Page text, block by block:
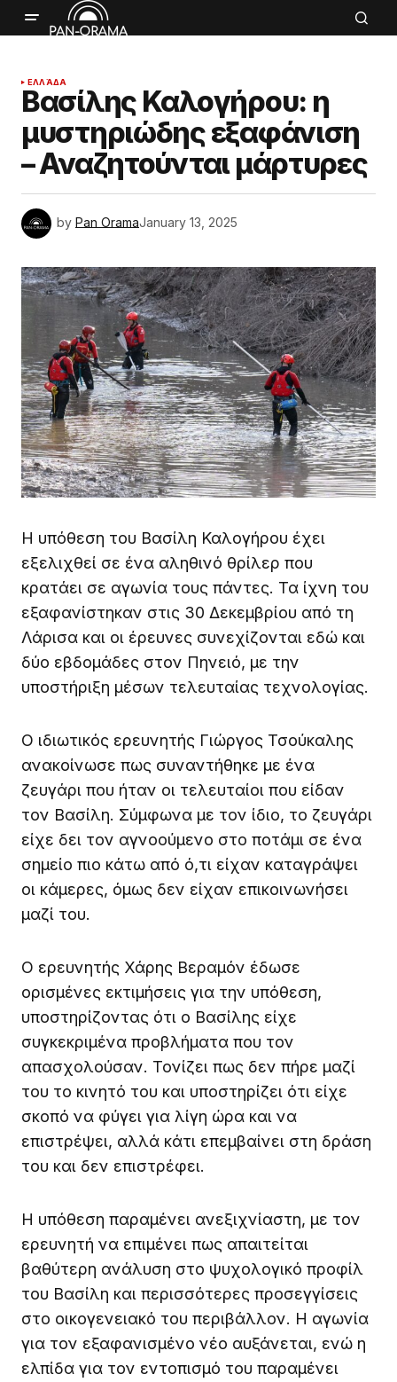
ΕΛΛΆΔΑ
Βασίλης Καλογήρου: η
μυστηριώδης εξαφάνιση
– Αναζητούνται μάρτυρες
by Pan OramaJanuary 13, 2025
Η υπόθεση του Βασίλη Καλογήρου έχει
εξελιχθεί σε ένα αληθινό θρίλερ που
κρατάει σε αγωνία τους πάντες. Τα ίχνη του
εξαφανίστηκαν στις 30 Δεκεμβρίου από τη
Λάρισα και οι έρευνες συνεχίζονται εδώ και
δύο εβδομάδες στον Πηνειό, με την
υποστήριξη μέσων τελευταίας τεχνολογίας.
Ο ιδιωτικός ερευνητής Γιώργος Τσούκαλης
ανακοίνωσε πως συναντήθηκε με ένα
ζευγάρι που ήταν οι τελευταίοι που είδαν
τον Βασίλη. Σύμφωνα με τον ίδιο, το ζευγάρι
είχε δει τον αγνοούμενο στο ποτάμι σε ένα
σημείο πιο κάτω από ό,τι είχαν καταγράψει
οι κάμερες, όμως δεν είχαν επικοινωνήσει
μαζί του.
Ο ερευνητής Χάρης Βεραμόν έδωσε
ορισμένες εκτιμήσεις για την υπόθεση,
υποστηρίζοντας ότι ο Βασίλης είχε
συγκεκριμένα προβλήματα που τον
απασχολούσαν. Τονίζει πως δεν πήρε μαζί
του το κινητό του και υποστηρίζει ότι είχε
σκοπό να φύγει για λίγη ώρα και να
επιστρέψει, αλλά κάτι επεμβαίνει στη δράση
του και δεν επιστρέφει.
Η υπόθεση παραμένει ανεξιχνίαστη, με τον
ερευνητή να επιμένει πως απαιτείται
βαθύτερη ανάλυση στο ψυχολογικό προφίλ
του Βασίλη και περισσότερες προσεγγίσεις
στο οικογενειακό του περιβάλλον. Η αγωνία
για τον εξαφανισμένο νέο αυξάνεται, ενώ η
ελπίδα για τον εντοπισμό του παραμένει